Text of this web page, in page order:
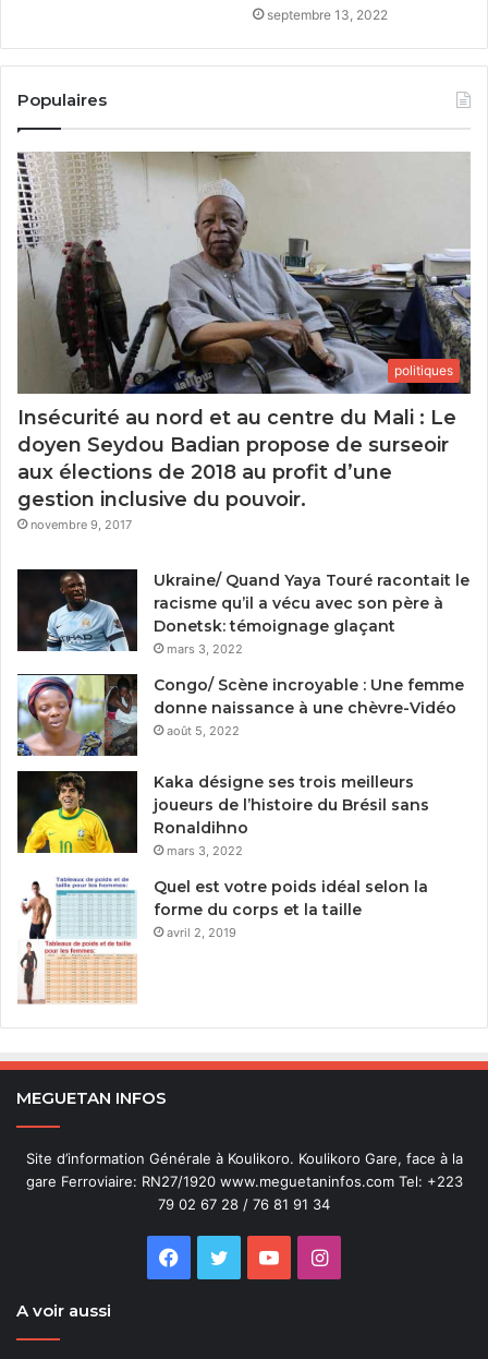
septembre 13, 2022
Populaires
politiques
Insécurité au nord et au centre du Mali : Le
doyen Seydou Badian propose de surseoir
aux élections de 2018 au profit d’une
gestion inclusive du pouvoir.
novembre 9, 2017
Ukraine/ Quand Yaya Touré racontait le
racisme qu’il a vécu avec son père à
Donetsk: témoignage glaçant
mars 3, 2022
Congo/ Scène incroyable : Une femme
donne naissance à une chèvre-Vidéo
août 5, 2022
Kaka désigne ses trois meilleurs
joueurs de l’histoire du Brésil sans
Ronaldihno
mars 3, 2022
Quel est votre poids idéal selon la
forme du corps et la taille
avril 2, 2019
MEGUETAN INFOS
Site d’information Générale à Koulikoro. Koulikoro Gare, face à la
gare Ferroviaire: RN27/1920 www.meguetaninfos.com Tel: +223
79 02 67 28 / 76 81 91 34
Facebook
Twitter YouTubeInstagram
A voir aussi